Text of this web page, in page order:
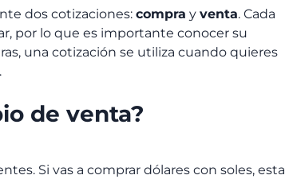
dos cotizaciones: compra y venta. Cada
por lo que es importante conocer su
una cotización se utiliza cuando quieres
de venta?
Si vas a comprar dólares con soles, esta